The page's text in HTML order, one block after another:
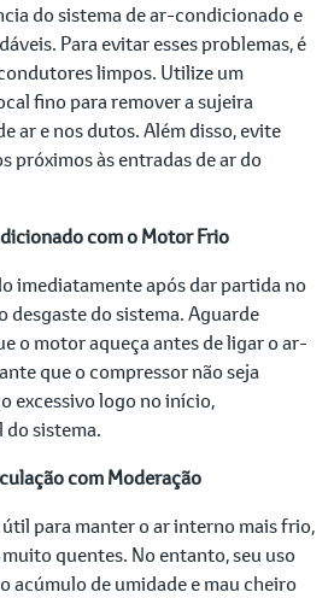
do sistema de ar-condicionado e
Para evitar esses problemas, é
limpos. Utilize um
fino para remover a sujeira
ar e nos dutos. Além disso, evite
próximos às entradas de ar do
com o Motor Frio
imediatamente após dar partida no
desgaste do sistema. Aguarde
o motor aqueça antes de ligar o ar-
que o compressor não seja
excessivo logo no início,
sistema.
com Moderação
para manter o ar interno mais frio,
quentes. No entanto, seu uso
acúmulo de umidade e mau cheiro